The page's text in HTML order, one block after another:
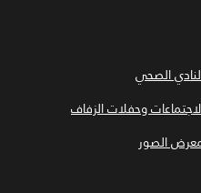
الصحي
وحفلات الزفاف
الصور